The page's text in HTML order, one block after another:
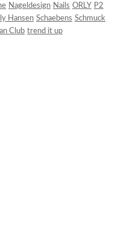
Nageldesign Nails ORLY P2
Hansen Schaebens Schmuck
Club trend it up